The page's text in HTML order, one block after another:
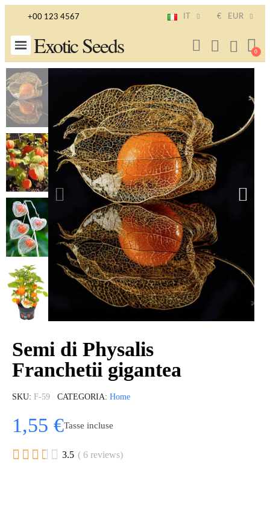
+00 123 4567 € EUR
Exotic Seeds
Semi di Physalis
Franchetii gigantea
SKU F-59 CATEGORIA Home
1,55 €Tasse incluse
     3.5 ( 6 reviews)